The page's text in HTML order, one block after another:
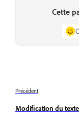
Cette
Précédent
Modification du texte